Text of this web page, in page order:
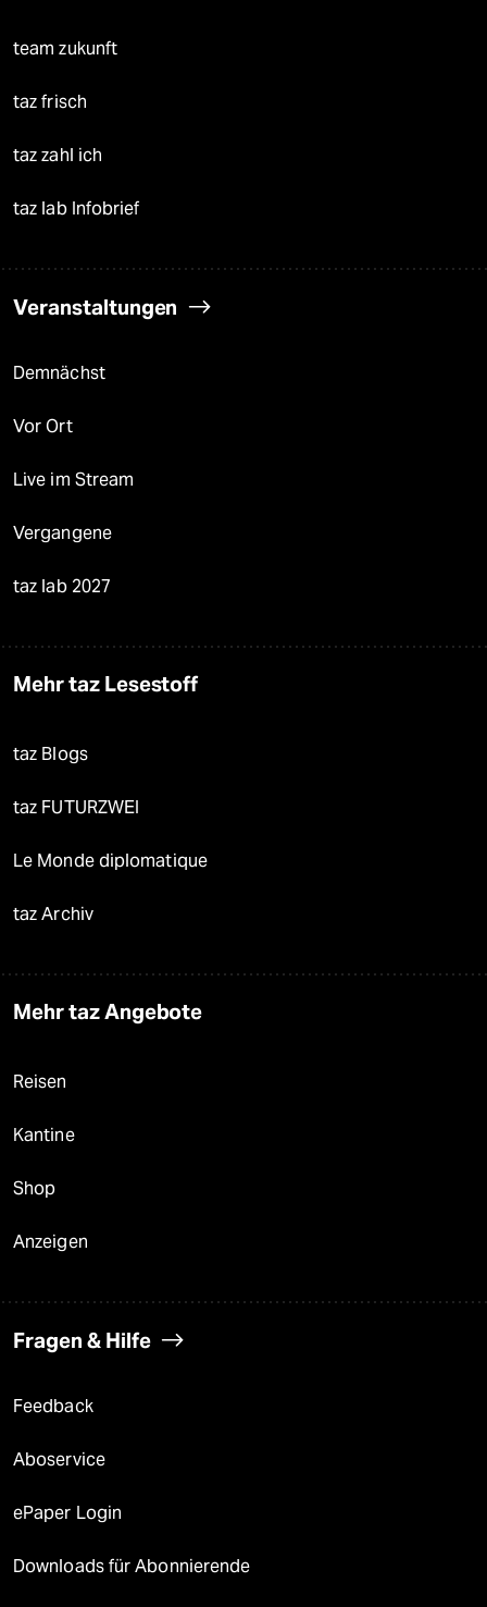
team zukunft
taz frisch
taz zahl ich
taz lab Infobrief
Veranstaltungen
Demnächst
Vor Ort
Live im Stream
Vergangene
taz lab 2027
Mehr taz Lesestoff
taz Blogs
taz FUTURZWEI
Le Monde diplomatique
taz Archiv
Mehr taz Angebote
Reisen
Kantine
Shop
Anzeigen
Fragen & Hilfe
Feedback
Aboservice
ePaper Login
Downloads für Abonnierende